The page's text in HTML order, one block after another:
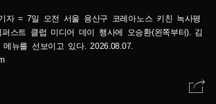
자 = 7일 오전 서울 용산구 코레아노스 키친 녹사평
스트 클럽 미디어 데이 행사에 오승환(왼쪽부터). 김
뉴를 선보이고 있다. 2026.08.07.